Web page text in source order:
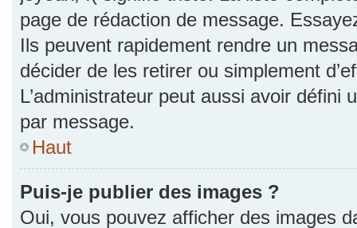
page de rédaction de message.
Ils peuvent rapidement rendre un
décider de les retirer ou simplement
L’administrateur peut aussi avoir défini
par message.
Haut
Puis-je publier des images ?
Oui, vous pouvez afficher des images